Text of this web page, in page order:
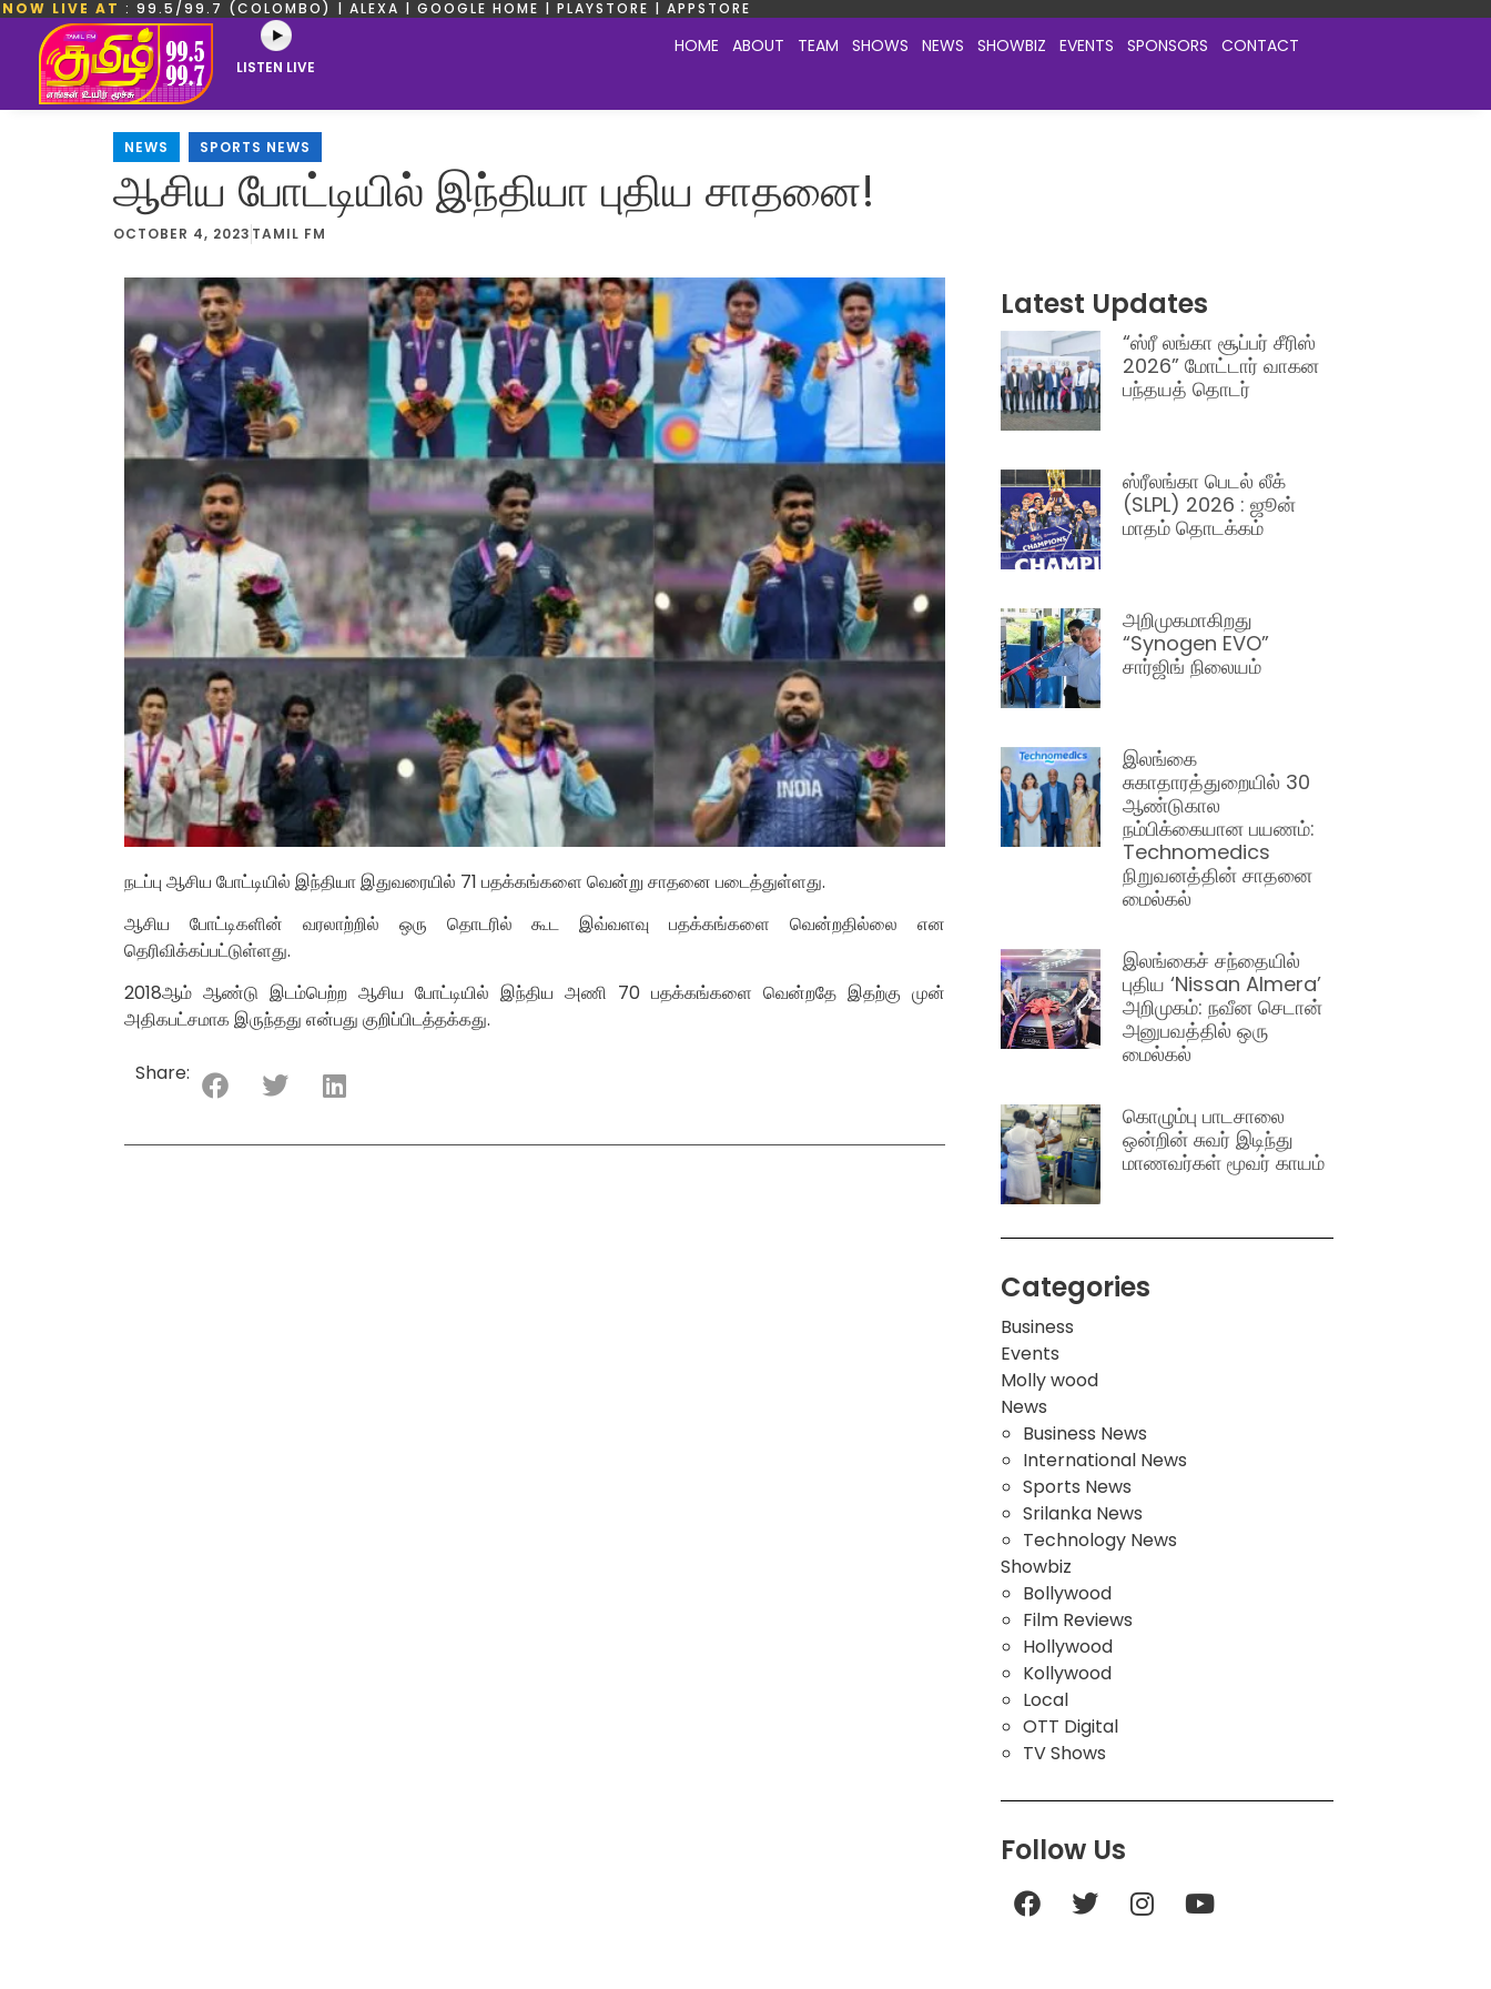
NOW LIVE AT : 99.5/99.7 (COLOMBO) | ALEXA | GOOGLE HOME | PLAYSTORE | APPSTORE
LISTEN LIVE
HOME ABOUT TEAM SHOWS NEWS SHOWBIZ EVENTS SPONSORS CONTACT
NEWS SPORTS NEWS
ஆசிய போட்டியில் இந்தியா புதிய சாதனை!
OCTOBER 4, 2023 TAMIL FM
நடப்பு ஆசிய போட்டியில் இந்தியா இதுவரையில் 71 பதக்கங்களை வென்று சாதனை படைத்துள்ளது.
ஆசிய போட்டிகளின் வரலாற்றில் ஒரு தொடரில் கூட இவ்வளவு பதக்கங்களை வென்றதில்லை என
தெரிவிக்கப்பட்டுள்ளது.
2018ஆம் ஆண்டு இடம்பெற்ற ஆசிய போட்டியில் இந்திய அணி 70 பதக்கங்களை வென்றதே இதற்கு முன்
அதிகபட்சமாக இருந்தது என்பது குறிப்பிடத்தக்கது.
Share:
Latest Updates
“ஸ்ரீ லங்கா சூப்பர் சீரிஸ்
2026” மோட்டார் வாகன
பந்தயத் தொடர்
ஸ்ரீலங்கா பெடல் லீக்
(SLPL) 2026 : ஜூன்
மாதம் தொடக்கம்
அறிமுகமாகிறது
“Synogen EVO”
சார்ஜிங் நிலையம்
இலங்கை
சுகாதாரத்துறையில் 30
ஆண்டுகால
நம்பிக்கையான பயணம்:
Technomedics
நிறுவனத்தின் சாதனை
மைல்கல்
இலங்கைச் சந்தையில்
புதிய ‘Nissan Almera’
அறிமுகம்: நவீன செடான்
அனுபவத்தில் ஒரு
மைல்கல்
கொழும்பு பாடசாலை
ஒன்றின் சுவர் இடிந்து
மாணவர்கள் மூவர் காயம்
Categories
Business
Events
Molly wood
News
Business News
International News
Sports News
Srilanka News
Technology News
Showbiz
Bollywood
Film Reviews
Hollywood
Kollywood
Local
OTT Digital
TV Shows
Follow Us